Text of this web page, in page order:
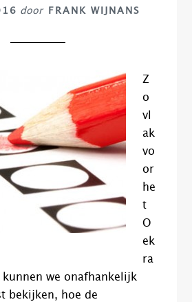
door FRANK WIJNANS
Z
o
vl
ak
vo
or
he
t
O
ek
ra
kunnen we onafhankelijk
bekijken, hoe de